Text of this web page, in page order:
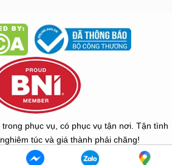
phục vụ, có phục vụ tận nơi. Tận tình
túc và giá thành phải chăng!
© 2026 -
ZKar Auto